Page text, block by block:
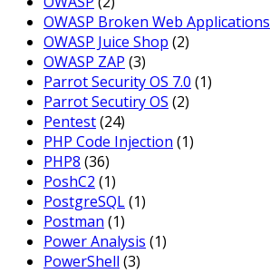
OWASP Broken Web Applications
OWASP Juice Shop (2)
OWASP ZAP (3)
Parrot Security OS 7.0 (1)
Parrot Secutiry OS (2)
Pentest(24)
PHP Code Injection (1)
PHP8 (36)
PoshC2 (1)
PostgreSQL(1)
Postman (1)
Power Analysis (1)
PowerShell (3)